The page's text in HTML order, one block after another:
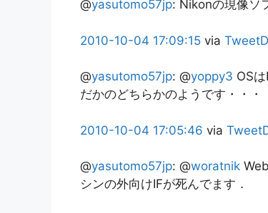
@yasutomo57jp: Nikonの現像ソ
2010-10-04 17:09:15 via
@yasutomo57jp: @yoppy3 OS
だかのどちらかのようです・・・
2010-10-04 17:05:46 via
@yasutomo57jp: @woratnik
シンの外向けIFが死んでます．